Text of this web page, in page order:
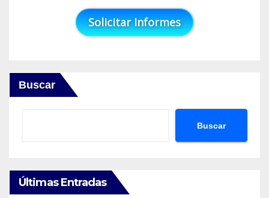
Buscar
Buscar
Últimas Entradas